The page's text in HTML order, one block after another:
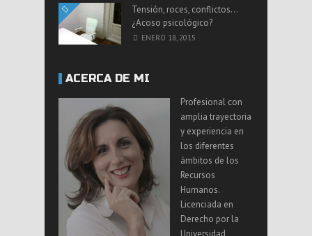
Tensión, roces, conflictos…
¿Acoso psicológico?
ENERO 18, 2015
ACERCA DE MI
Profesional con
amplia trayectoria
y experiencia en
los diferentes
ámbitos de los
Recursos
Humanos.
Licenciada en
Derecho por la
Universidad